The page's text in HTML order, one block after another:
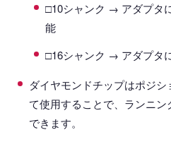
□10シャンク → アダプタ
能
□16シャンク → アダプタ
ダイヤモンドチップはポジ
て使用することで、ランニ
できます。